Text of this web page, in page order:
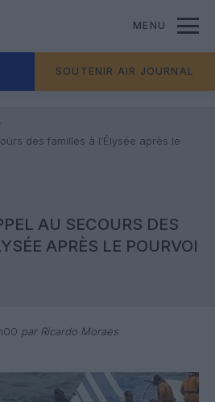
MENU
SOUTENIR AIR JOURNAL
des familles à l’Élysée après le
AU SECOURS DES
APRÈS LE POURVOI
par Ricardo Moraes